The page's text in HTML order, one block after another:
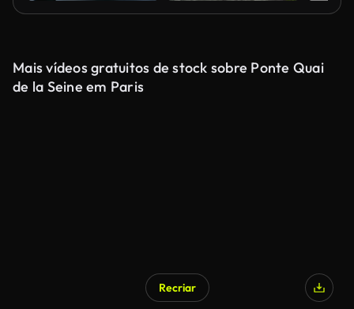
Mais vídeos gratuitos de stock sobre Ponte Quai
de la Seine em Paris
Recriar